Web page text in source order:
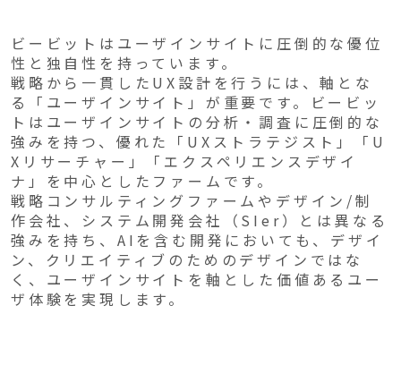
ビービットはユーザインサイトに圧倒的な優位
性と独自性を持っています。
戦略から一貫したUX設計を行うには、軸とな
る「ユーザインサイト」が重要です。ビービッ
トはユーザインサイトの分析・調査に圧倒的な
強みを持つ、優れた「UXストラテジスト」「U
Xリサーチャー」「エクスペリエンスデザイ
ナ」を中心としたファームです。
戦略コンサルティングファームやデザイン/制
作会社、システム開発会社（SIer）とは異なる
強みを持ち、AIを含む開発においても、デザイ
ン、クリエイティブのためのデザインではな
く、ユーザインサイトを軸とした価値あるユー
ザ体験を実現します。